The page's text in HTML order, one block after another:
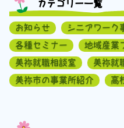
カテゴリー一覧
お知らせ シニアワーク
各種セミナー
地域産業
美祢就職相談室
美祢就
美祢市の事業所紹介
高